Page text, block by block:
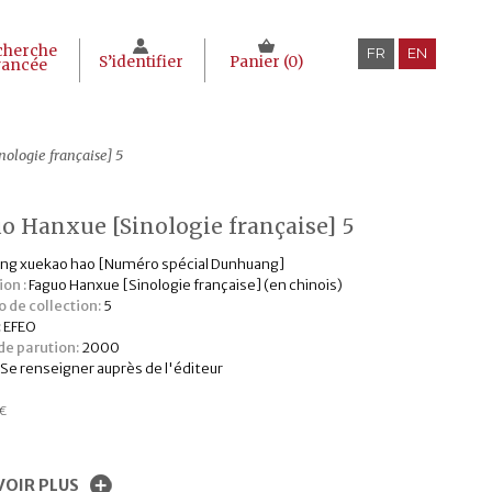
S’identifier Panier (0) FR EN
française] 5
Hanxue [Sinologie française] 5
xuekao hao [Numéro spécial Dunhuang]
:Faguo Hanxue [Sinologie française] (en chinois)
de collection:5
EFEO
parution:2000
Se renseigner auprès de l'éditeur
€
PLUS